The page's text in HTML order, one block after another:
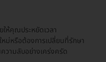
ให้คุณประหยัดเวลา
หม่หรือต้องการเปลี่ยนที่รักษา
วามลับอย่างเคร่งครัด